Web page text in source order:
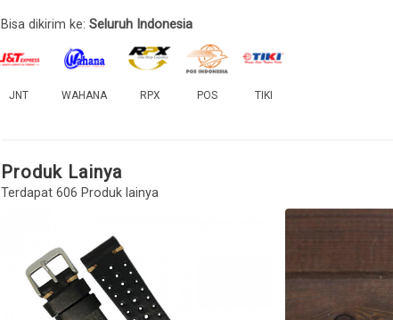
Bisa dikirim ke:Seluruh Indonesia
JNT WAHANA RPX POS TIKI
Produk Lainya
Terdapat 606 Produk lainya